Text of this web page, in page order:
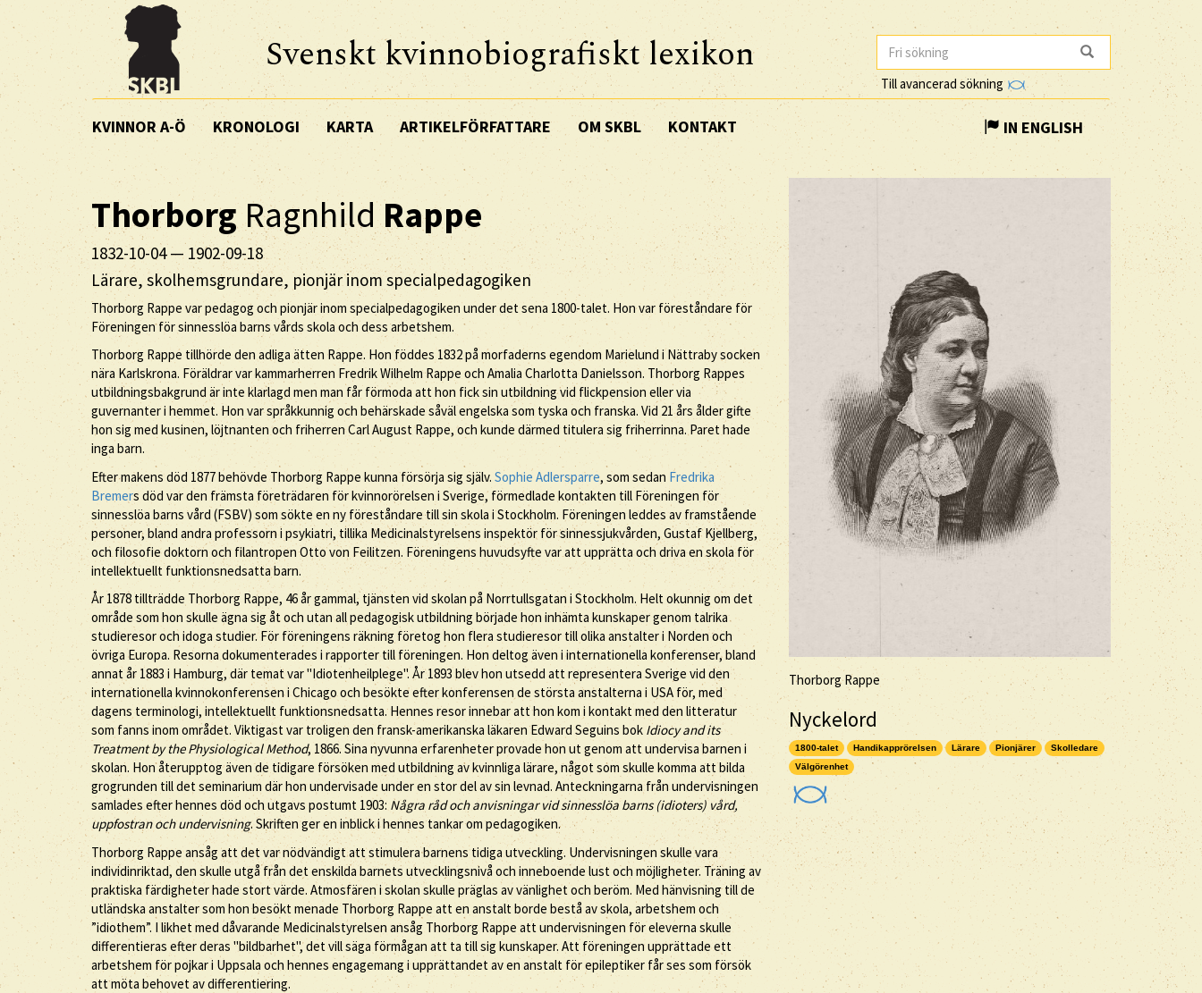
Svenskt kvinnobiografiskt lexikon
Till avancerad sökning
KVINNOR A-Ö KRONOLOGI KARTA ARTIKELFÖRFATTARE OM SKBL KONTAKT IN ENGLISH
ThorborgRagnhildRappe
1832-10-04— 1902-09-18
Lärare, skolhemsgrundare, pionjär inom specialpedagogiken
Thorborg Rappe var pedagog och pionjär inom specialpedagogiken under det sena 1800-talet. Hon var föreståndare för
Föreningen för sinnesslöa barns vårds skola och dess arbetshem.
Thorborg Rappe tillhörde den adliga ätten Rappe. Hon föddes 1832 på morfaderns egendom Marielund i Nättraby socken
nära Karlskrona. Föräldrar var kammarherren Fredrik Wilhelm Rappe och Amalia Charlotta Danielsson. Thorborg Rappes
utbildningsbakgrund är inte klarlagd men man får förmoda att hon fick sin utbildning vid flickpension eller via
guvernanter i hemmet. Hon var språkkunnig och behärskade såväl engelska som tyska och franska. Vid 21 års ålder gifte
hon sig med kusinen, löjtnanten och friherren Carl August Rappe, och kunde därmed titulera sig friherrinna. Paret hade
inga barn.
Efter makens död 1877 behövde Thorborg Rappe kunna försörja sig själv. Sophie Adlersparre, som sedan Fredrika
Bremers död var den främsta företrädaren för kvinnorörelsen i Sverige, förmedlade kontakten till Föreningen för
sinnesslöa barns vård (FSBV) som sökte en ny föreståndare till sin skola i Stockholm. Föreningen leddes av framstående
personer, bland andra professorn i psykiatri, tillika Medicinalstyrelsens inspektör för sinnessjukvården, Gustaf Kjellberg,
och filosofie doktorn och filantropen Otto von Feilitzen. Föreningens huvudsyfte var att upprätta och driva en skola för
intellektuellt funktionsnedsatta barn.
År 1878 tillträdde Thorborg Rappe, 46 år gammal, tjänsten vid skolan på Norrtullsgatan i Stockholm. Helt okunnig om det
område som hon skulle ägna sig åt och utan all pedagogisk utbildning började hon inhämta kunskaper genom talrika
studieresor och idoga studier. För föreningens räkning företog hon flera studieresor till olika anstalter i Norden och
övriga Europa. Resorna dokumenterades i rapporter till föreningen. Hon deltog även i internationella konferenser, bland
annat år 1883 i Hamburg, där temat var "Idiotenheilplege". År 1893 blev hon utsedd att representera Sverige vid den
internationella kvinnokonferensen i Chicago och besökte efter konferensen de största anstalterna i USA för, med
dagens terminologi, intellektuellt funktionsnedsatta. Hennes resor innebar att hon kom i kontakt med den litteratur
som fanns inom området. Viktigast var troligen den fransk-amerikanska läkaren Edward Seguins bok Idiocy and its
Treatment by the Physiological Method, 1866. Sina nyvunna erfarenheter provade hon ut genom att undervisa barnen i
skolan. Hon återupptog även de tidigare försöken med utbildning av kvinnliga lärare, något som skulle komma att bilda
grogrunden till det seminarium där hon undervisade under en stor del av sin levnad. Anteckningarna från undervisningen
samlades efter hennes död och utgavs postumt 1903: Några råd och anvisningar vid sinnesslöa barns (idioters) vård,
uppfostran och undervisning. Skriften ger en inblick i hennes tankar om pedagogiken.
Thorborg Rappe ansåg att det var nödvändigt att stimulera barnens tidiga utveckling. Undervisningen skulle vara
individinriktad, den skulle utgå från det enskilda barnets utvecklingsnivå och inneboende lust och möjligheter. Träning av
praktiska färdigheter hade stort värde. Atmosfären i skolan skulle präglas av vänlighet och beröm. Med hänvisning till de
utländska anstalter som hon besökt menade Thorborg Rappe att en anstalt borde bestå av skola, arbetshem och
”idiothem”. I likhet med dåvarande Medicinalstyrelsen ansåg Thorborg Rappe att undervisningen för eleverna skulle
differentieras efter deras "bildbarhet", det vill säga förmågan att ta till sig kunskaper. Att föreningen upprättade ett
arbetshem för pojkar i Uppsala och hennes engagemang i upprättandet av en anstalt för epileptiker får ses som försök
att möta behovet av differentiering.
Thorborg Rappe
Nyckelord
1800-talet Handikapprörelsen Lärare Pionjärer
Skolledare
Välgörenhet